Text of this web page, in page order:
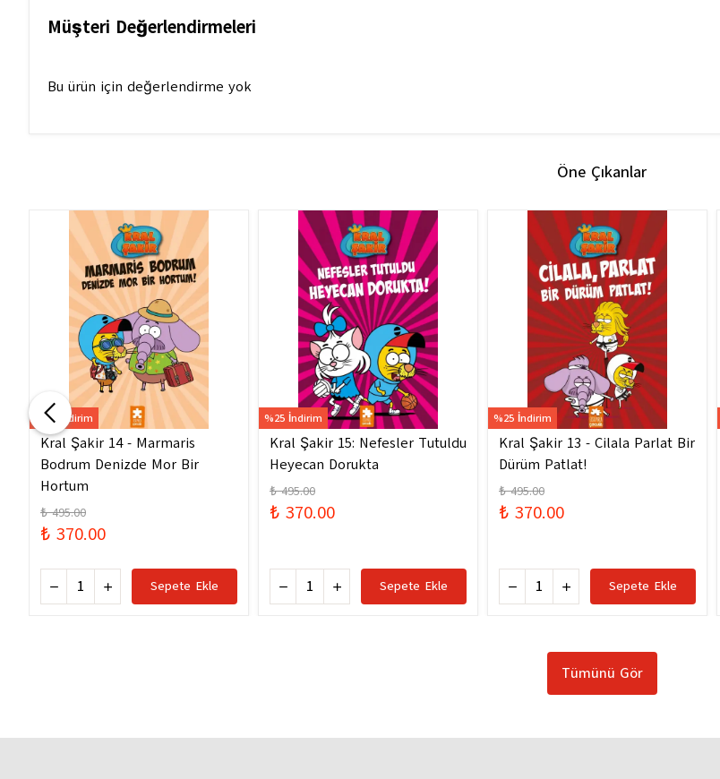
Müşteri Değerlendirmeleri
Bu ürün için değerlendirme yok
Öne Çıkanlar
%25 İndirim
Kral Şakir 14 - Marmaris
Bodrum Denizde Mor Bir
Hortum
₺ 495.00
₺ 370.00
Sepete Ekle
%25 İndirim
Kral Şakir 15: Nefesler Tutuldu
Heyecan Dorukta
₺ 495.00
₺ 370.00
Sepete Ekle
%25 İndirim
Kral Şakir 13 - Cilala Parlat Bir
Dürüm Patlat!
₺ 495.00
₺ 370.00
Sepete Ekle
Tümünü Gör